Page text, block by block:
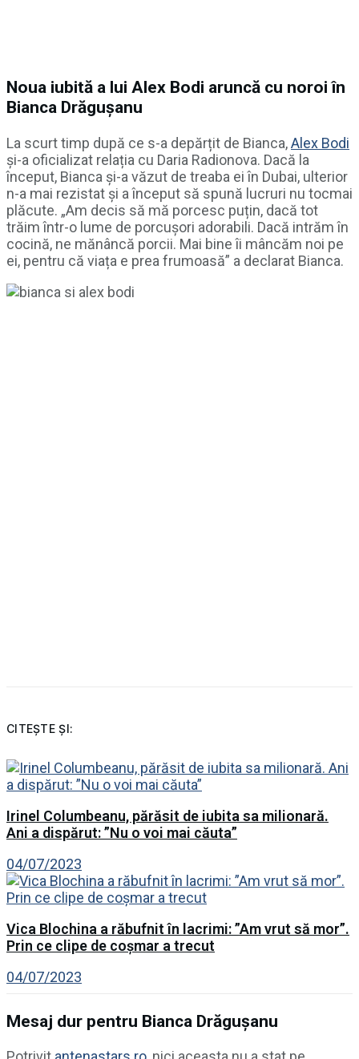
Noua iubită a lui Alex Bodi aruncă cu noroi în
Bianca Drăgușanu
La scurt timp după ce s-a depărțit de Bianca,Alex Bodi
și-a oficializat relația cu Daria Radionova. Dacă la
început, Bianca și-a văzut de treaba ei în Dubai, ulterior
n-a mai rezistat și a început să spună lucruri nu tocmai
plăcute. „Am decis să mă porcesc puțin, dacă tot
trăim într-o lume de porcușori adorabili. Dacă intrăm în
cocină, ne mănâncă porcii. Mai bine îi mâncăm noi pe
ei, pentru că viața e prea frumoasă” a declarat Bianca.
CITEȘTE ȘI:
Irinel Columbeanu, părăsit de iubita sa milionară.
Ani a dispărut: ”Nu o voi mai căuta”
04/07/2023
Vica Blochina a răbufnit în lacrimi: ”Am vrut să mor”.
Prin ce clipe de coșmar a trecut
04/07/2023
Mesaj dur pentru Bianca Drăgușanu